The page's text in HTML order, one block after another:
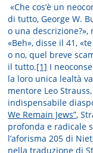
«Che cos’è un
di tutto, George W.
o una descrizione?»,
«Beh», disse il 41,
o no, quel breve
il tutto.[1] I
la loro unica lealtà
mentore Leo
indispensabile
We Remain Jews”,
profonda e radicale
l’aforisma 205 di
nella traduzione di